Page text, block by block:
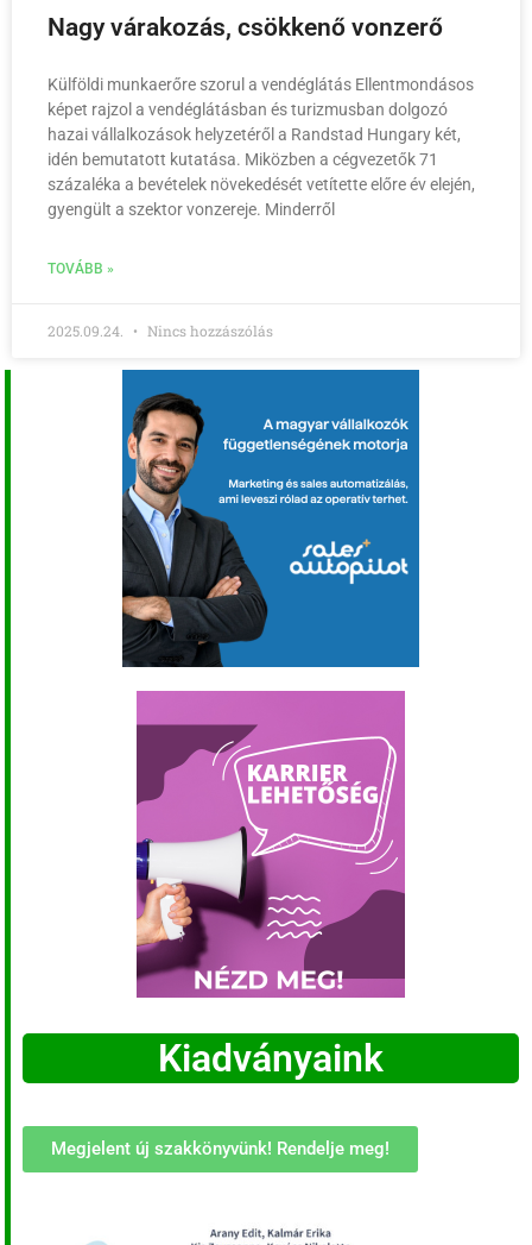
Nagy várakozás, csökkenő vonzerő
Külföldi munkaerőre szorul a vendéglátás Ellentmondásos
képet rajzol a vendéglátásban és turizmusban dolgozó
hazai vállalkozások helyzetéről a Randstad Hungary két,
idén bemutatott kutatása. Miközben a cégvezetők 71
százaléka a bevételek növekedését vetítette előre év elején,
gyengült a szektor vonzereje. Minderről
TOVÁBB »
2025.09.24. Nincs hozzászólás
Kiadványaink
Megjelent új szakkönyvünk! Rendelje meg!